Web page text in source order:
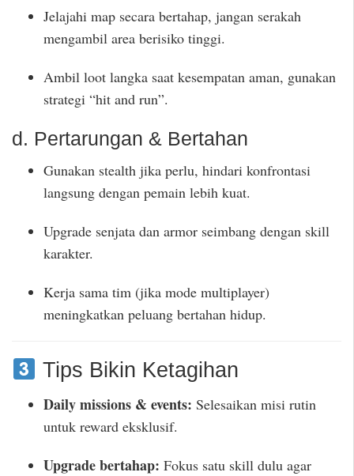
Jelajahi map secara bertahap, jangan serakah
mengambil area berisiko tinggi.
Ambil loot langka saat kesempatan aman, gunakan
strategi “hit and run”.
d. Pertarungan & Bertahan
Gunakan stealth jika perlu, hindari konfrontasi
langsung dengan pemain lebih kuat.
Upgrade senjata dan armor seimbang dengan skill
karakter.
Kerja sama tim (jika mode multiplayer)
meningkatkan peluang bertahan hidup.
Tips Bikin Ketagihan
Daily missions & events: Selesaikan misi rutin
untuk reward eksklusif.
Upgrade bertahap: Fokus satu skill dulu agar